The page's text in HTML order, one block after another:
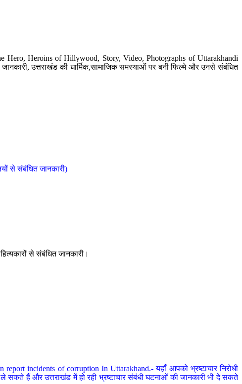
Hero, Heroins of Hillywood, Story, Video, Photographs of Uttarakhandi
उत्तराखंड की धार्मिक,सामाजिक समस्याओं पर बनी फिल्मे और उनसे संबंधित
से संबंधित जानकारी)
से संबंधित जानकारी।
incidents of corruption In Uttarakhand.- यहाँ आपको भ्रष्टाचार निरोधी
सकते हैं और उत्तराखंड में हो रही भ्रष्टाचार संबंधी घटनाओं की जानकारी भी दे सकते